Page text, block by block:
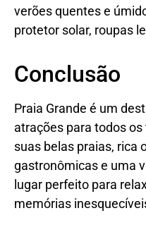
verões quentes e
protetor solar, roupas
Conclusão
Praia Grande é um
atrações para todos
suas belas praias, rica
gastronômicas e uma
lugar perfeito para
memórias